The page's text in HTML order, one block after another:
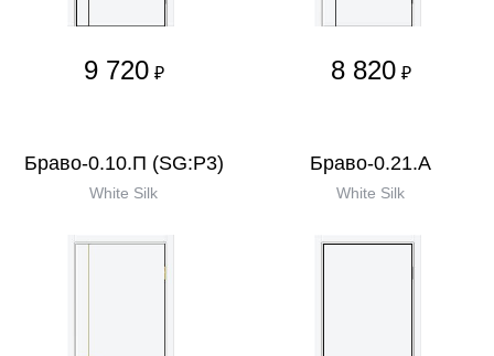
9 720 ₽ 8 820 ₽
Браво-0.10.П (SG:P3)
White Silk
Браво-0.21.А
White Silk